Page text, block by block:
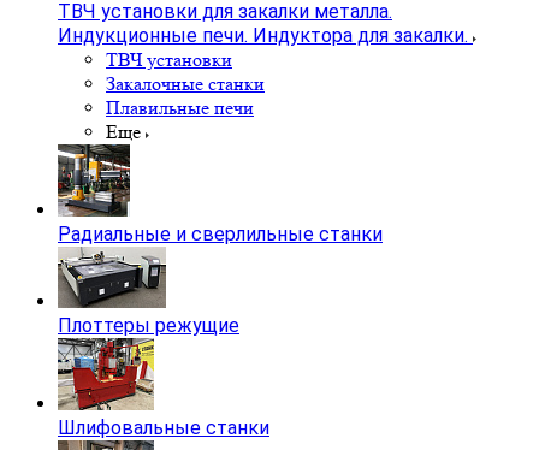
ТВЧ установки для закалки металла.
Индукционные печи. Индуктора для закалки.
ТВЧ установки
Закалочные станки
Плавильные печи
Еще
Радиальные и сверлильные станки
Плоттеры режущие
Шлифовальные станки